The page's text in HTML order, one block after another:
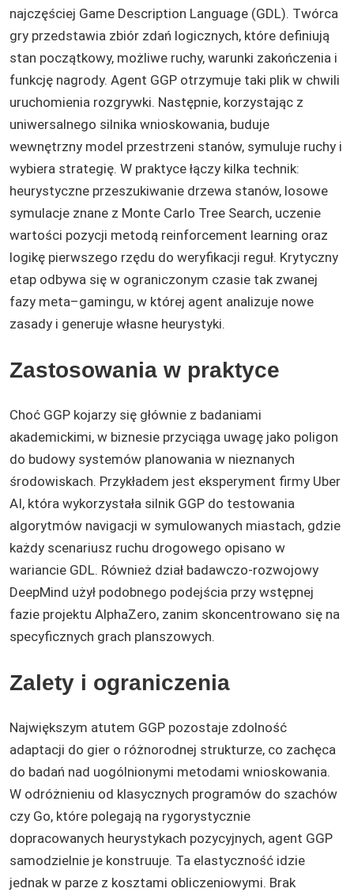
najczęściej Game Description Language (GDL). Twórca
gry przedstawia zbiór zdań logicznych, które definiują
stan początkowy, możliwe ruchy, warunki zakończenia i
funkcję nagrody. Agent GGP otrzymuje taki plik w chwili
uruchomienia rozgrywki. Następnie, korzystając z
uniwersalnego silnika wnioskowania, buduje
wewnętrzny model przestrzeni stanów, symuluje ruchy i
wybiera strategię. W praktyce łączy kilka technik:
heurystyczne przeszukiwanie drzewa stanów, losowe
symulacje znane z Monte Carlo Tree Search, uczenie
wartości pozycji metodą reinforcement learning oraz
logikę pierwszego rzędu do weryfikacji reguł. Krytyczny
etap odbywa się w ograniczonym czasie tak zwanej
fazy meta–gamingu, w której agent analizuje nowe
zasady i generuje własne heurystyki.
Zastosowania w praktyce
Choć GGP kojarzy się głównie z badaniami
akademickimi, w biznesie przyciąga uwagę jako poligon
do budowy systemów planowania w nieznanych
środowiskach. Przykładem jest eksperyment firmy Uber
AI, która wykorzystała silnik GGP do testowania
algorytmów navigacji w symulowanych miastach, gdzie
każdy scenariusz ruchu drogowego opisano w
wariancie GDL. Również dział badawczo-rozwojowy
DeepMind użył podobnego podejścia przy wstępnej
fazie projektu AlphaZero, zanim skoncentrowano się na
specyficznych grach planszowych.
Zalety i ograniczenia
Największym atutem GGP pozostaje zdolność
adaptacji do gier o różnorodnej strukturze, co zachęca
do badań nad uogólnionymi metodami wnioskowania.
W odróżnieniu od klasycznych programów do szachów
czy Go, które polegają na rygorystycznie
dopracowanych heurystykach pozycyjnych, agent GGP
samodzielnie je konstruuje. Ta elastyczność idzie
jednak w parze z kosztami obliczeniowymi. Brak